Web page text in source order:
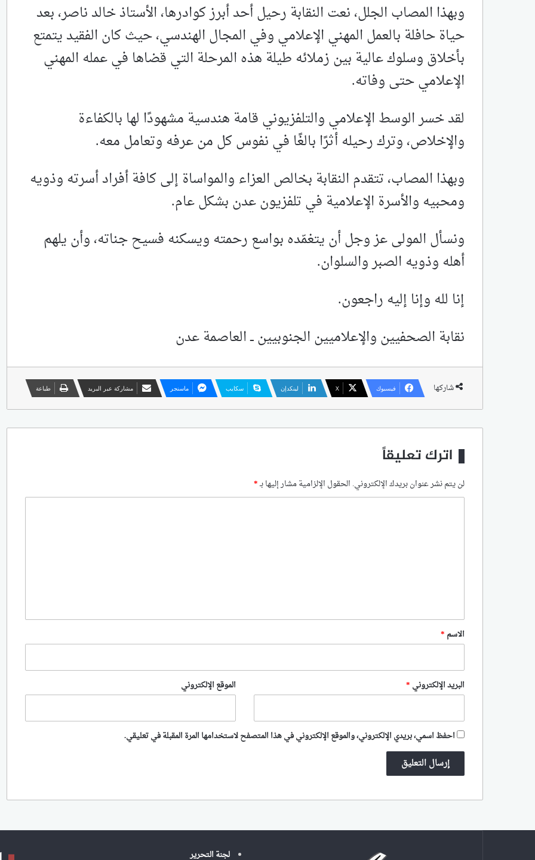
وبهذا المصاب الجلل، نعت النقابة رحيل أحد أبرز كوادرها، الأستاذ خالد ناصر، بعد
حياة حافلة بالعمل المهني الإعلامي وفي المجال الهندسي، حيث كان الفقيد يتمتع
بأخلاق وسلوك عالية بين زملائه طيلة هذه المرحلة التي قضاها في عمله المهني
الإعلامي حتى وفاته.
لقد خسر الوسط الإعلامي والتلفزيوني قامة هندسية مشهودًا لها بالكفاءة
والإخلاص، وترك رحيله أثرًا بالغًا في نفوس كل من عرفه وتعامل معه.
وبهذا المصاب، تتقدم النقابة بخالص العزاء والمواساة إلى كافة أفراد أسرته وذويه
ومحبيه والأسرة الإعلامية في تلفزيون عدن بشكل عام.
ونسأل المولى عز وجل أن يتغمّده بواسع رحمته ويسكنه فسيح جناته، وأن يلهم
أهله وذويه الصبر والسلوان.
إنا لله وإنا إليه راجعون.
نقابة الصحفيين والإعلاميين الجنوبيين ــ العاصمة عدن
شاركها فيسبوك ‫X لينكدإن سكايب ماسنجر مشاركة عبر البريد طباعة
اترك تعليقاً
لن يتم نشر عنوان بريدك الإلكتروني. الحقول الإلزامية مشار إليها بـ*
*
الاسم *
البريد الإلكتروني * الموقع الإلكتروني
احفظ اسمي، بريدي الإلكتروني، والموقع الإلكتروني في هذا المتصفح لاستخدامها المرة المقبلة في تعليقي.
لجنة التحرير